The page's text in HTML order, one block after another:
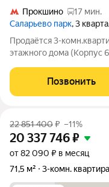
Прокшино
17 мин.
Саларьево парк, 3
Продаётся 3-
этажного дома (Корпус
функциональная
район «Саларьево
Позвонить
22 851 400₽ –11%
20 337 746₽
от 82 090 ₽ в месяц
71,5 м²
3-комн. квартира